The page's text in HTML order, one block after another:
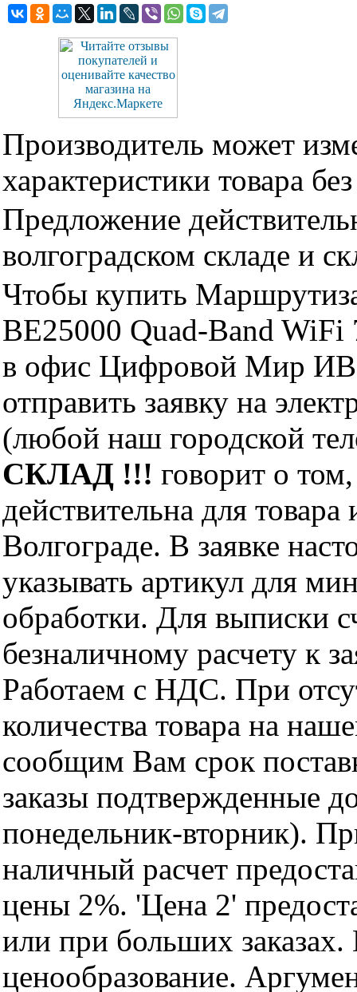
Производитель может
характеристики товара
Предложение
волгоградском складе и
Чтобы купить
BE25000 Quad-Band WiFi
в офис Цифровой Мир
отправить заявку на
(любой наш городской
СКЛАД !!! говорит о
действительна для
Волгограде. В заявке
указывать артикул для
обработки. Для выписки
безналичному расчету к
Работаем с НДС. При
количества товара на
сообщим Вам срок
заказы подтвержденные
понедельник-вторник).
наличный расчет
цены 2%. 'Цена 2'
или при больших
ценообразование.